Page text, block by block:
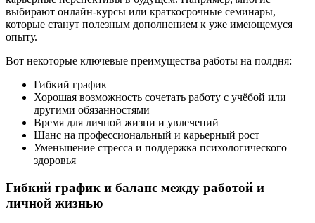
выбирают онлайн-курсы или краткосрочные семинары,
которые станут полезным дополнением к уже имеющемуся
опыту.
Вот некоторые ключевые преимущества работы на полдня:
Гибкий график
Хорошая возможность сочетать работу с учёбой или
другими обязанностями
Время для личной жизни и увлечений
Шанс на профессиональный и карьерный рост
Уменьшение стресса и поддержка психологического
здоровья
Гибкий график и баланс между работой и
личной жизнью